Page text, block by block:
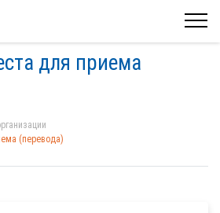
для приема
(перевода)